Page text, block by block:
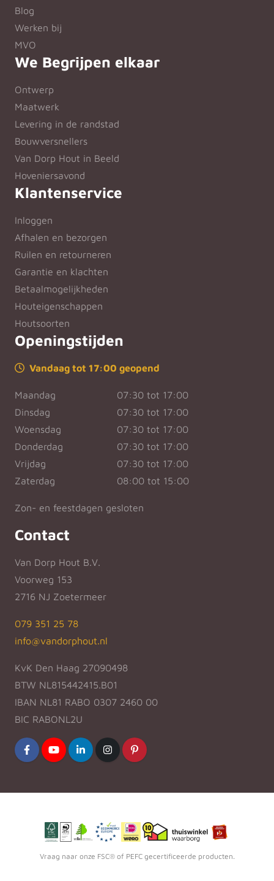
Blog
Werken bij
MVO
We Begrijpen elkaar
Ontwerp
Maatwerk
Levering in de randstad
Bouwversnellers
Van Dorp Hout in Beeld
Hoveniersavond
Klantenservice
Inloggen
Afhalen en bezorgen
Ruilen en retourneren
Garantie en klachten
Betaalmogelijkheden
Houteigenschappen
Houtsoorten
Openingstijden
Vandaag tot 17:00 geopend
Maandag
07:30 tot 17:00
Dinsdag
07:30 tot 17:00
Woensdag
07:30 tot 17:00
Donderdag
07:30 tot 17:00
Vrijdag
07:30 tot 17:00
Zaterdag
08:00 tot 15:00
Zon- en feestdagen gesloten
Contact
Van Dorp Hout B.V.
Voorweg 153
2716 NJ Zoetermeer
079 351 25 78
info@vandorphout.nl
KvK Den Haag 27090498
BTW NL815442415.B01
IBAN NL81 RABO 0307 2460 00
BIC RABONL2U
Vraag naar onze FSC® of PEFC gecertificeerde producten.